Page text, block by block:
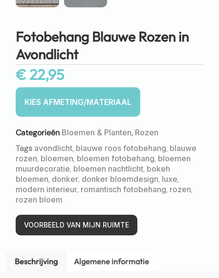
Fotobehang Blauwe Rozen in
Avondlicht
€22,95
Categorieën Bloemen & Planten, Rozen
Tags avondlicht, blauwe roos fotobehang, blauwe
rozen, bloemen, bloemen fotobehang, bloemen
muurdecoratie, bloemen nachtlicht, bokeh
bloemen, donker, donker bloemdesign, luxe,
modern interieur, romantisch fotobehang, rozen,
rozen bloem
VOORBEELD VAN MIJN RUIMTE
Beschrijving Algemene informatie